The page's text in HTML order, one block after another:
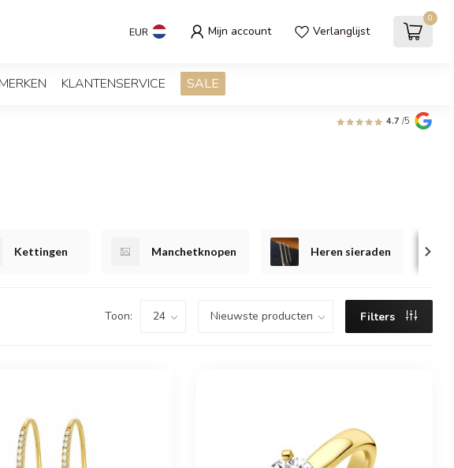
EUR Mijn account Verlanglijst
0
MERKEN KLANTENSERVICE SALE
4.7 /5
Kettingen Manchetknopen Heren sieraden
Toon: Filters